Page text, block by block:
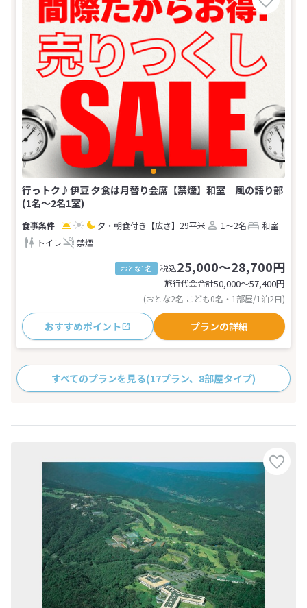
行っトク♪伊豆 夕食は月替り会席【禁煙】和室 風の語り部
(1名～2名1室)
夕・朝食付き 【広さ】29平米 1～2名
和室
トイレ
禁煙
おとな1名 税込25,000～28,700円
旅行代金合計50,000〜57,400円
(おとな2名 こども0名・1部屋/1泊2日)
おすすめポイント プランの詳細
すべてのプランを見る(17プラン、8部屋タイプ)